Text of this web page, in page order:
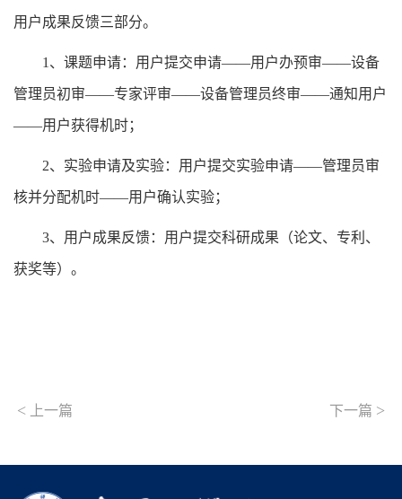
用户成果反馈三部分。
1 、课题申请：用户提交申请——用户办预审——设备
管理员初审——专家评审——设备管理员终审——通知用户
——用户获得机时；
2、实验申请及实验：用户提交实验申请——管理员审
核并分配机时——用户确认实验；
3、用户成果反馈：用户提交科研成果（论文、专利、
获奖等）。
< 上一篇 下一篇 >